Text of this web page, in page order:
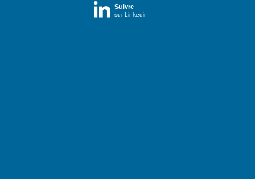
 Suivre
sur Linkedin